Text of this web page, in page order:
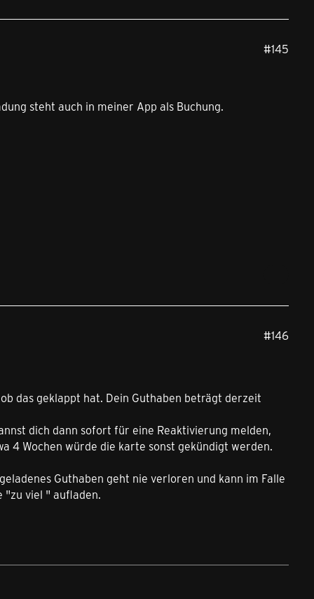
#145
steht auch in meiner App als Buchung.
#146
das geklappt hat. Dein Guthaben beträgt derzeit
dich dann sofort für eine Reaktivierung melden,
4 Wochen würde die karte sonst gekündigt werden.
Guthaben geht nie verloren und kann im Falle
"zu viel " aufladen.